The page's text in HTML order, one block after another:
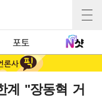
포토
계 "장동혁 거